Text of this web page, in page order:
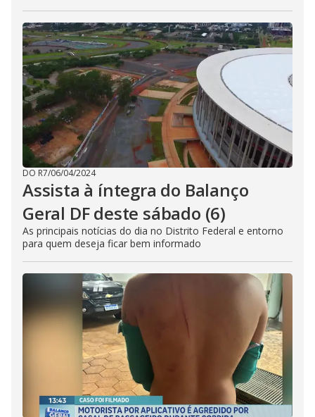
DO R7/06/04/2024
Assista à íntegra do Balanço
Geral DF deste sábado (6)
As principais notícias do dia no Distrito Federal e entorno
para quem deseja ficar bem informado